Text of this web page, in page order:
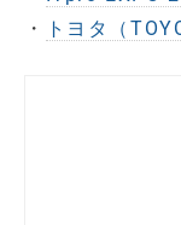
・
トヨタ（